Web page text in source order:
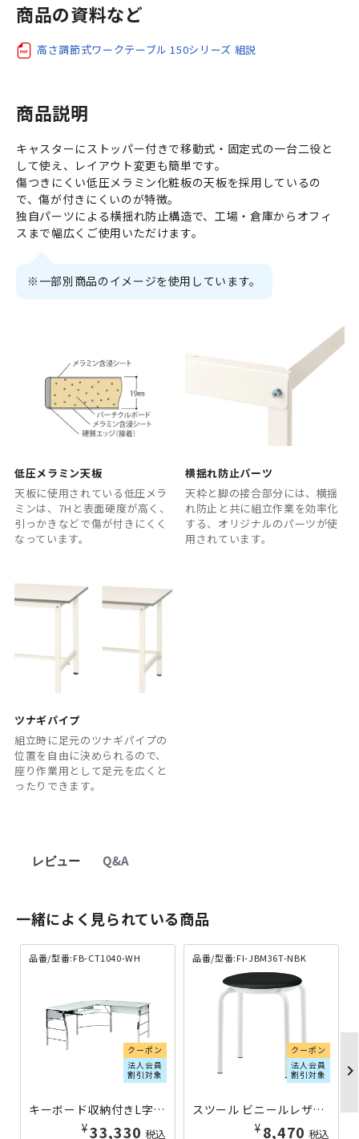
商品の資料など
高さ調節式ワークテーブル 150シリーズ 組説
商品説明
キャスターにストッパー付きで移動式・固定式の一台二役と
して使え、レイアウト変更も簡単です。
傷つきにくい低圧メラミン化粧板の天板を採用しているの
で、傷が付きにくいのが特徴。
独自パーツによる横揺れ防止構造で、工場・倉庫からオフィ
スまで幅広くご使用いただけます。
※一部別商品のイメージを使用しています。
低圧メラミン天板
天板に使用されている低圧メラ
ミンは、7Hと表面硬度が高く、
引っかきなどで傷が付きにくく
なっています。
横揺れ防止パーツ
天枠と脚の接合部分には、横揺
れ防止と共に組立作業を効率化
する、オリジナルのパーツが使
用されています。
ツナギパイプ
組立時に足元のツナギパイプの
位置を自由に決められるので、
座り作業用として足元を広くと
ったりできます。
レビュー Q&A
一緒によく見られている商品
品番/型番:FB-CT1040-WH
クーポン
法人会員
割引対象
キーボード収納付きL字型ガラスPCデスク W1560×D1560×H755 ホワイト FB-CT1040-WH | 088778
¥33,330 税込
品番/型番:FI-JBM36T-NBK
クーポン
法人会員
割引対象
スツール ビニールレザータイプ ネオブラック FI-JBM36T-NBK | 607186
¥ 8,470 税込
chevron_right